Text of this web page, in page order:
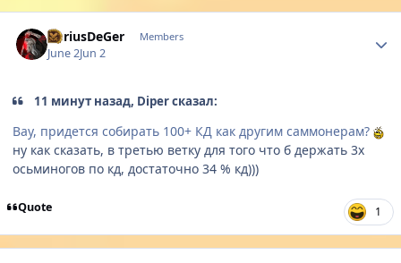
DariusDeGer Members
June 2Jun 2
11 минут назад, Diper сказал:
Вау, придется собирать 100+ КД как другим саммонерам?
ну как сказать, в третью ветку для того что б держать 3х
осьминогов по кд, достаточно 34 % кд)))
Quote 1